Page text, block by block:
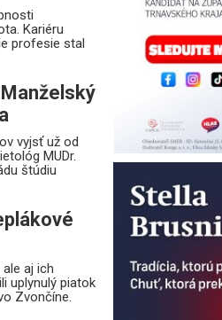
Kariéru
profesie stal
vyjsť už od
MUDr.
štúdiu
aj ich
uplynulý piatok
Zvončíne.